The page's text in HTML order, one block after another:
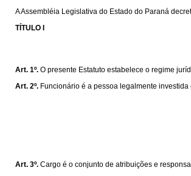
A Assembléia Legislativa do Estado do Paraná
TÍTULO I
Art. 1º. O presente Estatuto estabelece o regime
Art. 2º. Funcionário é a pessoa legalmente
Art. 3º. Cargo é o conjunto de atribuições e